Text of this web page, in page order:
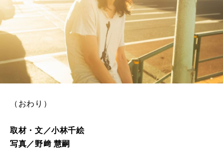
（おわり）
取材・文／小林千絵
写真／野﨑 慧嗣